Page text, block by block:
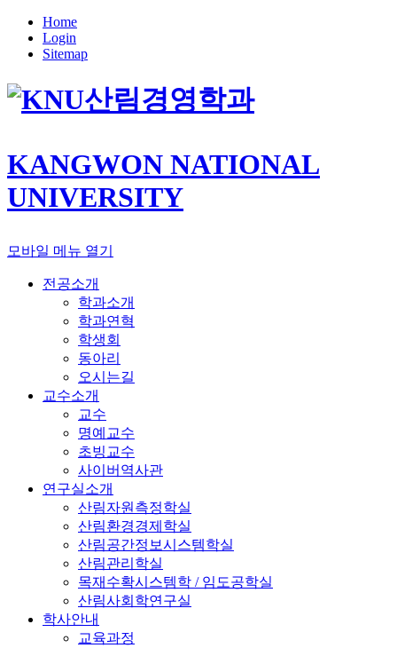
Home
Login
Sitemap
산림경영학과
KANGWON NATIONAL
UNIVERSITY
모바일 메뉴 열기
전공소개
학과소개
학과연혁
학생회
동아리
오시는길
교수소개
교수
명예교수
초빙교수
사이버역사관
연구실소개
산림자원측정학실
산림환경경제학실
산림공간정보시스템학실
산림관리학실
목재수확시스템학 / 임도공학실
산림사회학연구실
학사안내
교육과정